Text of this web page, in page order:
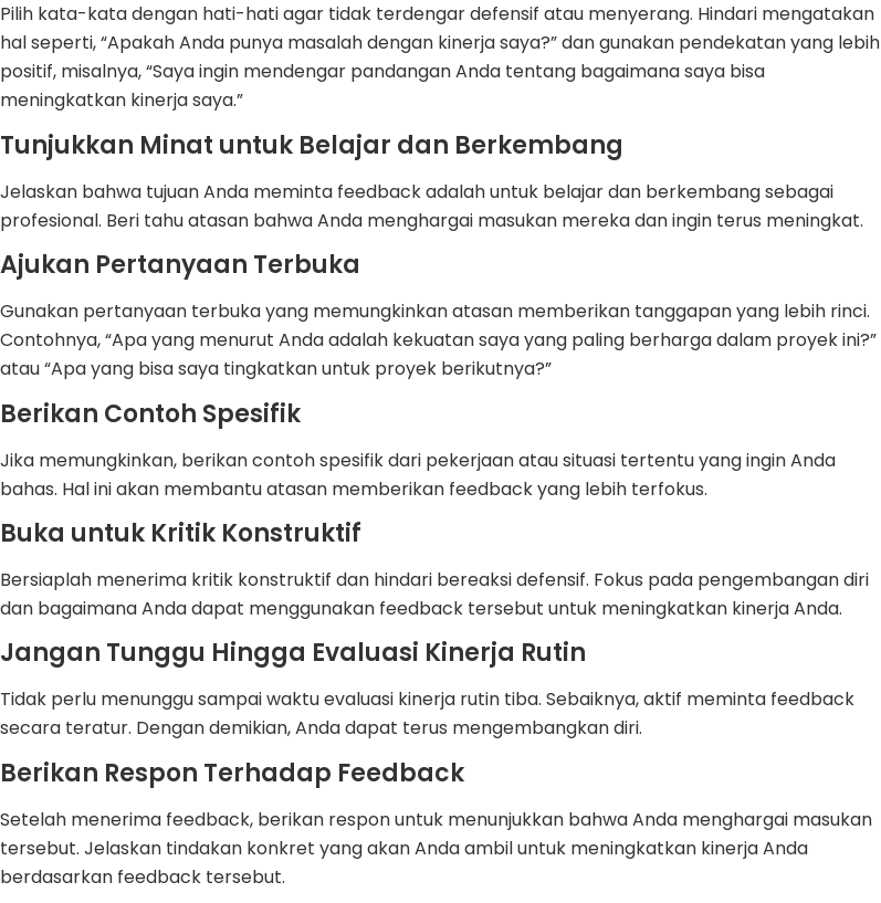
Pilih kata-kata dengan hati-hati agar tidak terdengar defensif atau menyerang. Hindari mengatakan
hal seperti, “Apakah Anda punya masalah dengan kinerja saya?” dan gunakan pendekatan yang lebih
positif, misalnya, “Saya ingin mendengar pandangan Anda tentang bagaimana saya bisa
meningkatkan kinerja saya.”
Tunjukkan Minat untuk Belajar dan Berkembang
Jelaskan bahwa tujuan Anda meminta feedback adalah untuk belajar dan berkembang sebagai
profesional. Beri tahu atasan bahwa Anda menghargai masukan mereka dan ingin terus meningkat.
Ajukan Pertanyaan Terbuka
Gunakan pertanyaan terbuka yang memungkinkan atasan memberikan tanggapan yang lebih rinci.
Contohnya, “Apa yang menurut Anda adalah kekuatan saya yang paling berharga dalam proyek ini?”
atau “Apa yang bisa saya tingkatkan untuk proyek berikutnya?”
Berikan Contoh Spesifik
Jika memungkinkan, berikan contoh spesifik dari pekerjaan atau situasi tertentu yang ingin Anda
bahas. Hal ini akan membantu atasan memberikan feedback yang lebih terfokus.
Buka untuk Kritik Konstruktif
Bersiaplah menerima kritik konstruktif dan hindari bereaksi defensif. Fokus pada pengembangan diri
dan bagaimana Anda dapat menggunakan feedback tersebut untuk meningkatkan kinerja Anda.
Jangan Tunggu Hingga Evaluasi Kinerja Rutin
Tidak perlu menunggu sampai waktu evaluasi kinerja rutin tiba. Sebaiknya, aktif meminta feedback
secara teratur. Dengan demikian, Anda dapat terus mengembangkan diri.
Berikan Respon Terhadap Feedback
Setelah menerima feedback, berikan respon untuk menunjukkan bahwa Anda menghargai masukan
tersebut. Jelaskan tindakan konkret yang akan Anda ambil untuk meningkatkan kinerja Anda
berdasarkan feedback tersebut.